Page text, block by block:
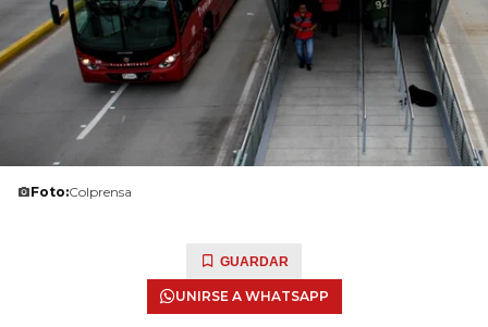
Foto:Colprensa
GUARDAR
UNIRSE A WHATSAPP